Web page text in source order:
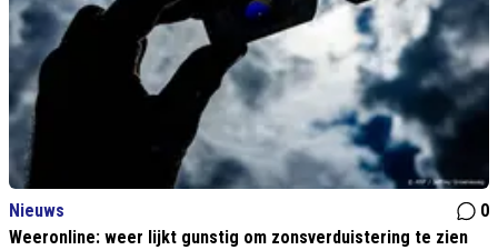
Nieuws
0
Weeronline: weer lijkt gunstig om zonsverduistering te zien